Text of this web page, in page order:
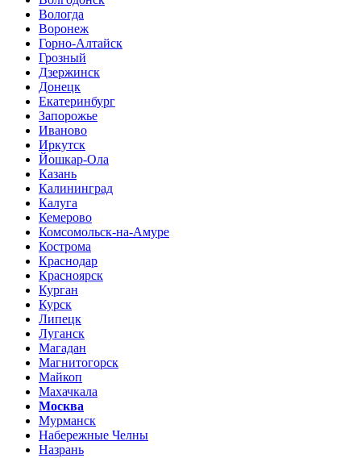
Вологда
Воронеж
Горно-Алтайск
Грозный
Дзержинск
Донецк
Екатеринбург
Запорожье
Иваново
Иркутск
Йошкар-Ола
Казань
Калининград
Калуга
Кемерово
Комсомольск-на-Амуре
Кострома
Краснодар
Красноярск
Курган
Курск
Липецк
Луганск
Магадан
Магнитогорск
Майкоп
Махачкала
Москва
Мурманск
Набережные Челны
Назрань